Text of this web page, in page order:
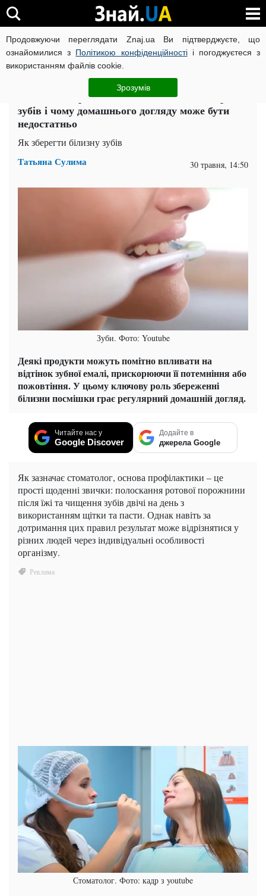
Продовжуючи переглядати Znaj.ua Ви підтверджуєте, що
ознайомилися з Політикою конфіденційностіі погоджуєтеся з
використанням файлів cookie.
Зрозумів
ВІЙНА РОСІЇ ПРОТИ УКРАЇНИ КОРОНАВІРУС В УКРАЇНІ
ЧИТАТЬ НА РУССКОМ
Стоматолог розповів, що впливає на колір
зубів і чому домашнього догляду може бути
недостатньо
Як зберегти білизну зубів
Татьяна Сулима 30 травня, 14:50
Зуби. Фото: Youtube
Деякі продукти можуть помітно впливати на
відтінок зубної емалі, прискорюючи її потемніння або
пожовтіння. У цьому ключову роль збереженні
білизни посмішки грає регулярний домашній догляд.
Читайте нас у
Google Discover
Додайте в
джерела Google
Як зазначає стоматолог, основа профілактики – це
прості щоденні звички: полоскання ротової порожнини
після їжі та чищення зубів двічі на день з
використанням щітки та пасти. Однак навіть за
дотримання цих правил результат може відрізнятися у
різних людей через індивідуальні особливості
організму.
Стоматолог. Фото: кадр з youtube